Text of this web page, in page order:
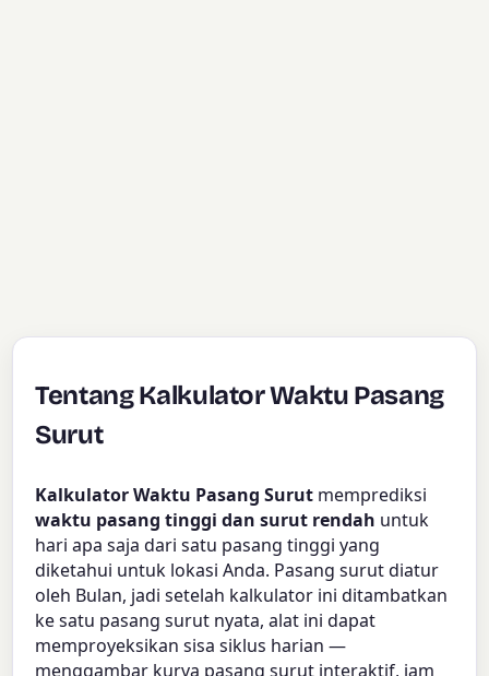
Tentang Kalkulator Waktu Pasang
Surut
Kalkulator Waktu Pasang Surut memprediksi
waktu pasang tinggi dan surut rendah untuk
hari apa saja dari satu pasang tinggi yang
diketahui untuk lokasi Anda. Pasang surut diatur
oleh Bulan, jadi setelah kalkulator ini ditambatkan
ke satu pasang surut nyata, alat ini dapat
memproyeksikan sisa siklus harian —
menggambar kurva pasang surut interaktif, jam